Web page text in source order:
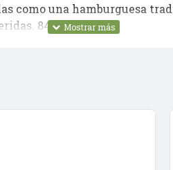
como una hamburguesa
8428159007220